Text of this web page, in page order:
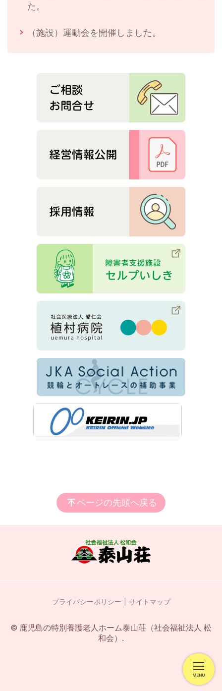
た。
（施設）運動会を開催しました。
ページの先頭へ戻る
プライバシーポリシー サイトマップ
© 鹿児島の特別養護老人ホーム泰山荘（社会福祉法人 松
和会）.